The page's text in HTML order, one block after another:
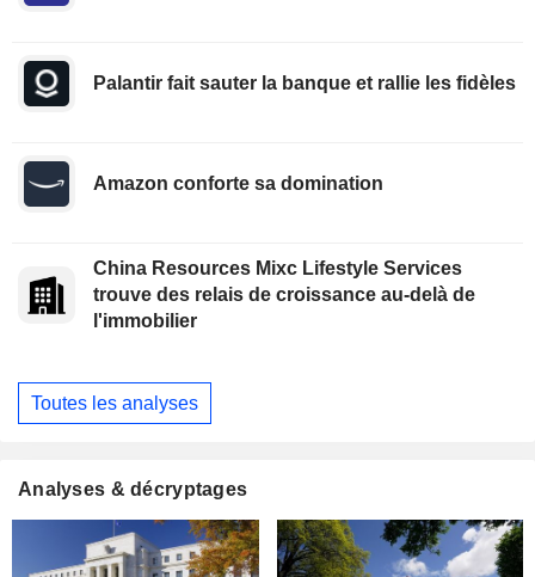
Palantir fait sauter la banque et rallie les fidèles
Amazon conforte sa domination
China Resources Mixc Lifestyle Services
trouve des relais de croissance au-delà de
l'immobilier
Toutes les analyses
Analyses & décryptages